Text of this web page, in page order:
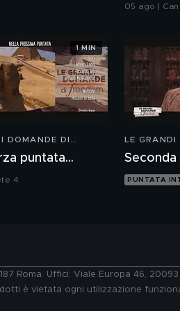
05 ago |
DOMANDE DI
puntata...
4
1 MIN
LE GRANDI
Seconda
PUNTATA
Roma. Uffici: Viale Europa 46,
è vietata ogni utilizzazione